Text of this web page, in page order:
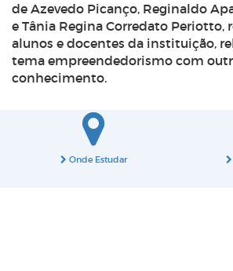
de Azevedo Picanço, Reginaldo
e Tânia Regina Corredato Periotto,
alunos e docentes da instituição,
tema empreendedorismo com
conhecimento.
Onde Estudar